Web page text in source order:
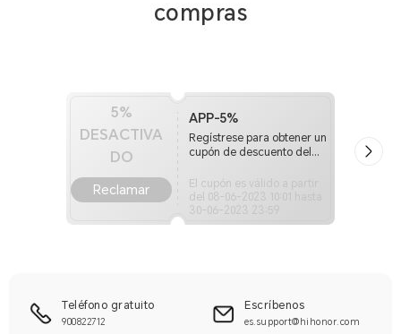
compras
5%
DESACTIVA
DO
Reclamar
APP-5%
Regístrese para obtener un
cupón de descuento del
El cupón es válido a partir
del
08-06-2023 10:01
30-06-2023 23:59
Teléfono gratuito
900822712
Escríbenos
es.support@hihonor.com